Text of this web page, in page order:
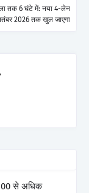
तक 6 घंटे में: नया 4-लेन
2026 तक खुल जाएगा
से अधिक